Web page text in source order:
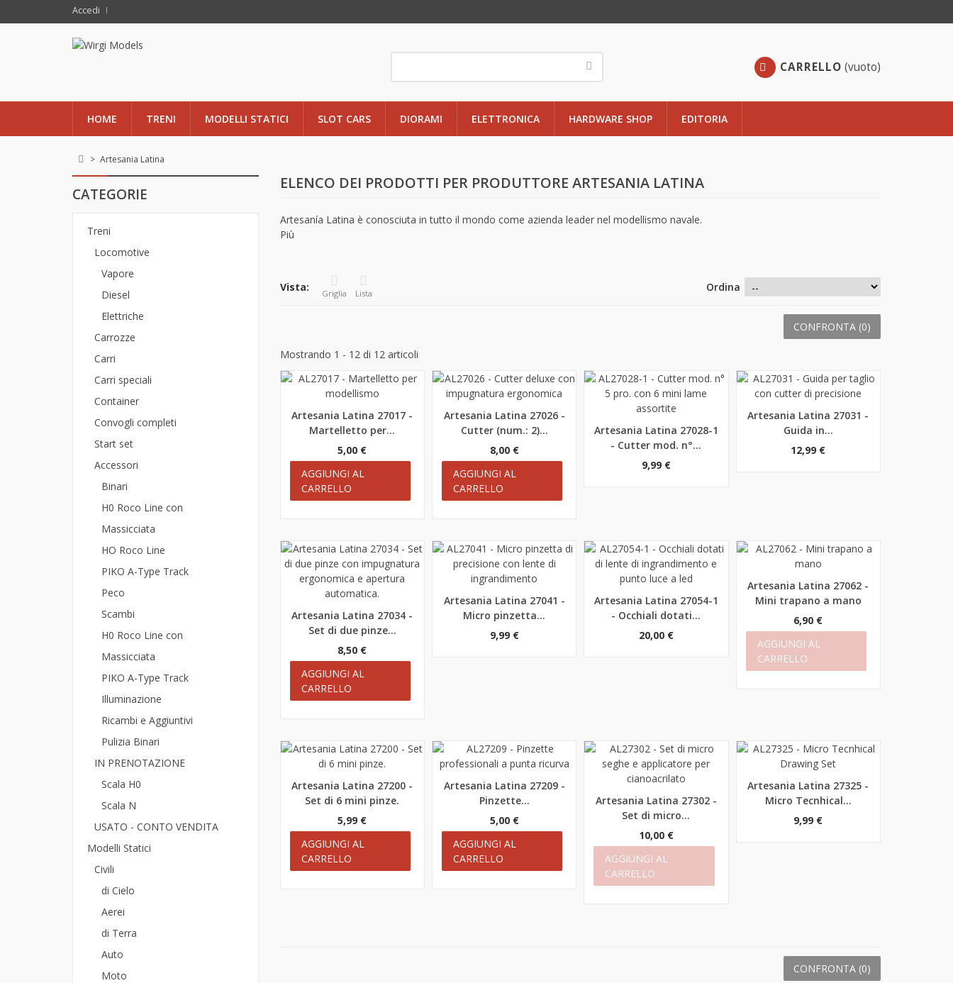
Accedi
CARRELLO (vuoto)
HOME TRENI MODELLI STATICI SLOT CARS DIORAMI ELETTRONICA HARDWARE SHOP EDITORIA
> Artesania Latina
CATEGORIE
Treni
Locomotive
Vapore
Diesel
Elettriche
Carrozze
Carri
Carri speciali
Container
Convogli completi
Start set
Accessori
Binari
H0 Roco Line con
Massicciata
HO Roco Line
PIKO A-Type Track
Peco
Scambi
H0 Roco Line con
Massicciata
PIKO A-Type Track
Illuminazione
Ricambi e Aggiuntivi
Pulizia Binari
IN PRENOTAZIONE
Scala H0
Scala N
USATO - CONTO VENDITA
Modelli Statici
Civili
di Cielo
Aerei
di Terra
Auto
Moto
ELENCO DEI PRODOTTI PER PRODUTTORE ARTESANIA LATINA
Artesanía Latina è conosciuta in tutto il mondo come azienda leader nel modellismo navale.
Più
Vista: Griglia Lista Ordina
CONFRONTA (0)
Mostrando 1 - 12 di 12 articoli
Anteprima
Artesania Latina 27017 -
Martelletto per...
5,00 €
AGGIUNGI AL
CARRELLO
Anteprima
Artesania Latina 27026 -
Cutter (num.: 2)...
8,00 €
AGGIUNGI AL
CARRELLO
Anteprima
Artesania Latina 27028-1
- Cutter mod. n°...
9,99 €
Anteprima
Artesania Latina 27031 -
Guida in...
12,99 €
Anteprima
Artesania Latina 27034 -
Set di due pinze...
8,50 €
AGGIUNGI AL
CARRELLO
Anteprima
Artesania Latina 27041 -
Micro pinzetta...
9,99 €
Anteprima
Artesania Latina 27054-1
- Occhiali dotati...
20,00 €
Anteprima
Artesania Latina 27062 -
Mini trapano a mano
6,90 €
AGGIUNGI AL
CARRELLO
Anteprima
Artesania Latina 27200 -
Set di 6 mini pinze.
5,99 €
AGGIUNGI AL
CARRELLO
Anteprima
Artesania Latina 27209 -
Pinzette...
5,00 €
AGGIUNGI AL
CARRELLO
Anteprima
Artesania Latina 27302 -
Set di micro...
10,00 €
AGGIUNGI AL
CARRELLO
Anteprima
Artesania Latina 27325 -
Micro Tecnhical...
9,99 €
CONFRONTA (0)